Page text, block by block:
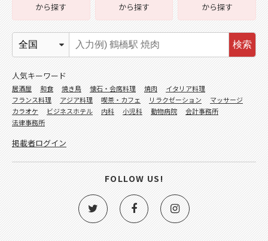
から探す
から探す
から探す
検索
人気キーワード
居酒屋 和食 焼き鳥 懐石・会席料理 焼肉
イタリア料理
フランス料理
アジア料理 喫茶・カフェ リラクゼーション
マッサージ
カラオケ
ビジネスホテル 内科 小児科 動物病院
会計事務所
法律事務所
掲載者ログイン
FOLLOW US!